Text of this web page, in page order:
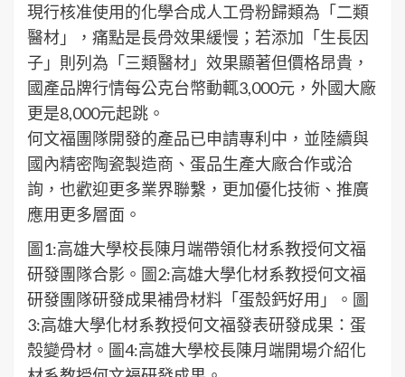
現行核准使用的化學合成人工骨粉歸類為「二類
醫材」，痛點是長骨效果緩慢；若添加「生長因
子」則列為「三類醫材」效果顯著但價格昂貴，
國產品牌行情每公克台幣動輒3,000元，外國大廠
更是8,000元起跳。
何文福團隊開發的產品已申請專利中，並陸續與
國內精密陶瓷製造商、蛋品生產大廠合作或洽
詢，也歡迎更多業界聯繫，更加優化技術、推廣
應用更多層面。
圖1:高雄大學校長陳月端帶領化材系教授何文福
研發團隊合影。圖2:高雄大學化材系教授何文福
研發團隊研發成果補骨材料「蛋殼鈣好用」。圖
3:高雄大學化材系教授何文福發表研發成果：蛋
殼變骨材。圖4:高雄大學校長陳月端開場介紹化